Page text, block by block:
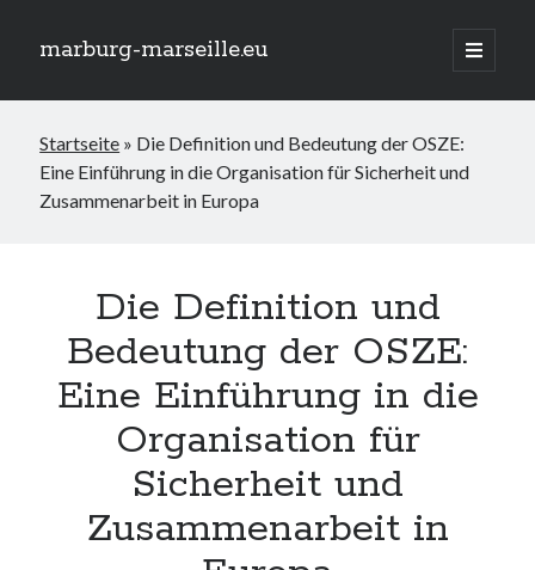
marburg-marseille.eu
öffnen
Seitenleiste
Suchen
Das AfD Wahlprogramm zur Inklusion: Chancen und
Die Schlüsselrolle von Fachkräften in der Integration und Inklusion
Inklusion im Studium: Chancen und Herausforderungen für alle
Studierenden
Geistige Behinderung und Inklusion: Gemeinsam Barrieren
Neueste Kommentare
Startseite » Die Definition und Bedeutung der OSZE:
Eine Einführung in die Organisation für Sicherheit und
Zusammenarbeit in Europa
Die Definition und
Bedeutung der OSZE:
Eine Einführung in die
Organisation für
Sicherheit und
Zusammenarbeit in